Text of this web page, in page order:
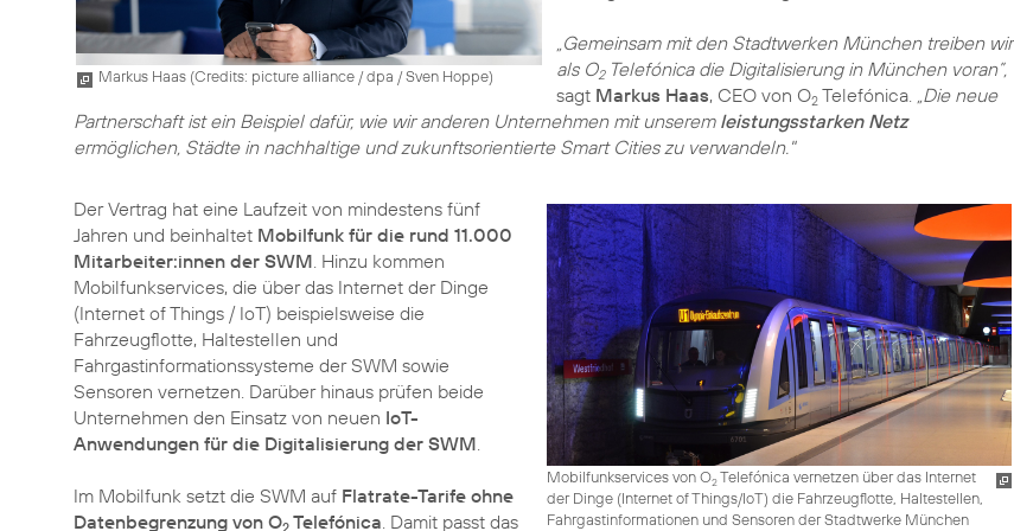
Markus Haas (Credits: picture alliance / dpa / Sven Hoppe)
„Gemeinsam mit den Stadtwerken München treiben wir
als O2Telefónica die Digitalisierung in München voran”,
sagt Markus Haas, CEO von O2Telefónica.
„Die neue
Partnerschaft ist ein Beispiel dafür, wie wir anderen Unternehmen mit unserem leistungsstarken Netz
ermöglichen, Städte in nachhaltige und zukunftsorientierte Smart Cities zu verwandeln."
Mobilfunkservices von O2Telefónica vernetzen über das Internet
der Dinge (Internet of Things/IoT) die Fahrzeugflotte, Haltestellen,
Fahrgastinformationen und Sensoren der Stadtwerke München
Der Vertrag hat eine Laufzeit von mindestens fünf
Jahren und beinhaltet Mobilfunk für die rund 11.000
Mitarbeiter:innen der SWM . Hinzu kommen
Mobilfunkservices, die über das Internet der Dinge
(Internet of Things / IoT) beispielsweise die
Fahrzeugflotte, Haltestellen und
Fahrgastinformationssysteme der SWM sowie
Sensoren vernetzen. Darüber hinaus prüfen beide
Unternehmen den Einsatz von neuen IoT-
Anwendungen für die Digitalisierung der SWM
Im Mobilfunk setzt die SWM auf Flatrate-Tarife ohne
Datenbegrenzung von O2 Telefónica . Damit passt das